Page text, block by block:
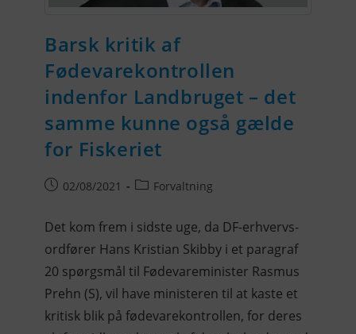
Barsk kritik af
Fødevarekontrollen
indenfor Landbruget – det
samme kunne også gælde
for Fiskeriet
02/08/2021 Forvaltning
Det kom frem i sidste uge, da DF-erhvervs-
ordfører Hans Kristian Skibby i et paragraf
20 spørgsmål til Fødevareminister Rasmus
Prehn (S), vil have ministeren til at kaste et
kritisk blik på fødevarekontrollen, for deres